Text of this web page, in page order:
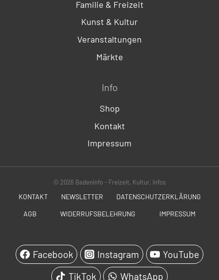
Familie & Freizeit
Kunst & Kultur
Veranstaltungen
Märkte
Info
Shop
Kontakt
Impressum
© 2026 Badeninfo - Freizeit, Kultur, Infos
KONTAKT NEWSLETTER DATENSCHUTZERKLÄRUNG
AGB WIDERRUFSBELEHRUNG IMPRESSUM
Facebook Instagram
YouTube
TikTok
WhatsApp